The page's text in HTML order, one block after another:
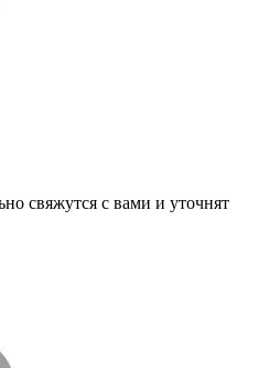
свяжутся с вами и уточнят